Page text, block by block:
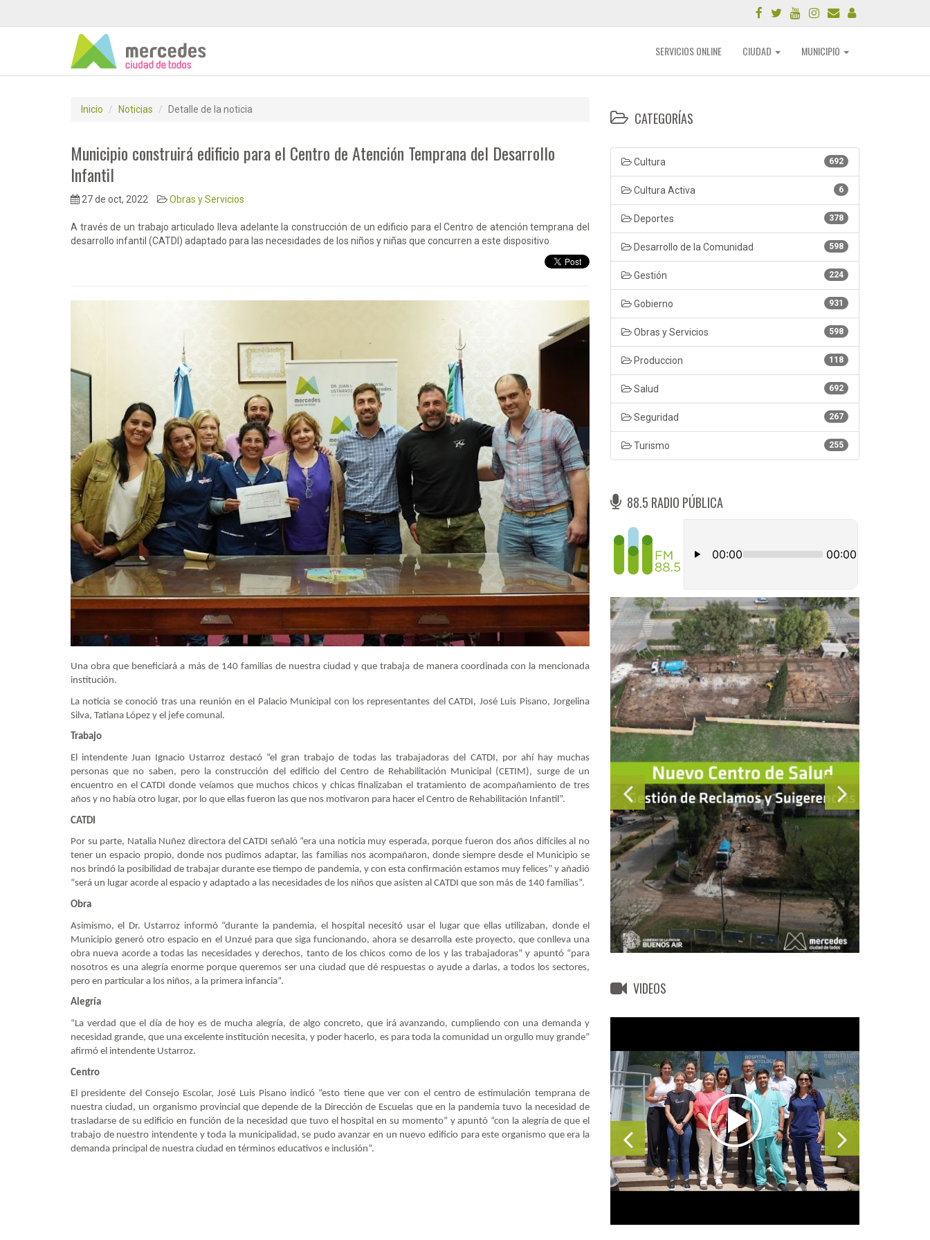
SERVICIOS ONLINE CIUDAD MUNICIPIO
Inicio Noticias Detalle de la noticia
Municipio construirá edificio para el Centro de Atención Temprana del Desarrollo
Infantil
27 de oct, 2022 Obras y Servicios
A través de un trabajo articulado lleva adelante la construcción de un edificio para el Centro de atención temprana del
desarrollo infantil (CATDI) adaptado para las necesidades de los niños y niñas que concurren a este dispositivo.
Una obra que beneficiará a más de 140 familias de nuestra ciudad y que trabaja de manera coordinada con la mencionada
institución.
La noticia se conoció tras una reunión en el Palacio Municipal con los representantes del CATDI, José Luis Pisano, Jorgelina
Silva, Tatiana López y el jefe comunal.
Trabajo
El intendente Juan Ignacio Ustarroz destacó “el gran trabajo de todas las trabajadoras del CATDI, por ahí hay muchas
personas que no saben, pero la construcción del edificio del Centro de Rehabilitación Municipal (CETIM), surge de un
encuentro en el CATDI donde veíamos que muchos chicos y chicas finalizaban el tratamiento de acompañamiento de tres
años y no había otro lugar, por lo que ellas fueron las que nos motivaron para hacer el Centro de Rehabilitación Infantil”.
CATDI
Por su parte, Natalia Nuñez directora del CATDI señaló “era una noticia muy esperada, porque fueron dos años difíciles al no
tener un espacio propio, donde nos pudimos adaptar, las familias nos acompañaron, donde siempre desde el Municipio se
nos brindó la posibilidad de trabajar durante ese tiempo de pandemia, y con esta confirmación estamos muy felices” y añadió
“será un lugar acorde al espacio y adaptado a las necesidades de los niños que asisten al CATDI que son más de 140 familias”.
Obra
Asimismo, el Dr. Ustarroz informó “durante la pandemia, el hospital necesitó usar el lugar que ellas utilizaban, donde el
Municipio generó otro espacio en el Unzué para que siga funcionando, ahora se desarrolla este proyecto, que conlleva una
obra nueva acorde a todas las necesidades y derechos, tanto de los chicos como de los y las trabajadoras” y apuntó “para
nosotros es una alegría enorme porque queremos ser una ciudad que dé respuestas o ayude a darlas, a todos los sectores,
pero en particular a los niños, a la primera infancia”.
Alegría
“La verdad que el día de hoy es de mucha alegría, de algo concreto, que irá avanzando, cumpliendo con una demanda y
necesidad grande, que una excelente institución necesita, y poder hacerlo, es para toda la comunidad un orgullo muy grande”
afirmó el intendente Ustarroz.
Centro
El presidente del Consejo Escolar, José Luis Pisano indicó “esto tiene que ver con el centro de estimulación temprana de
nuestra ciudad, un organismo provincial que depende de la Dirección de Escuelas que en la pandemia tuvo la necesidad de
trasladarse de su edificio en función de la necesidad que tuvo el hospital en su momento” y apuntó “con la alegría de que el
trabajo de nuestro intendente y toda la municipalidad, se pudo avanzar en un nuevo edificio para este organismo que era la
demanda principal de nuestra ciudad en términos educativos e inclusión”.
CATEGORÍAS
692
Cultura
6
Cultura Activa
378
Deportes
598
Desarrollo de la Comunidad
224
Gestión
931
Gobierno
598
Obras y Servicios
118
Produccion
692
Salud
267
Seguridad
255
Turismo
88.5 RADIO PÚBLICA
VIDEOS